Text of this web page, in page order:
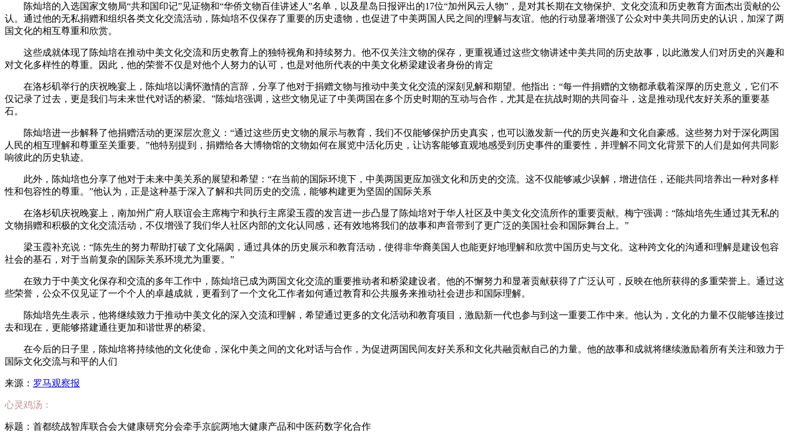
陈灿培的入选国家文物局“共和国印记”见证物和“华侨文物百佳讲述人”名单，以及星岛日报评出的17位“加州风云人物”，是对其长期在文物保护、文化交流和历史教育方面杰出贡献的公
认。通过他的无私捐赠和组织各类文化交流活动，陈灿培不仅保存了重要的历史遗物，也促进了中美两国人民之间的理解与友谊。他的行动显著增强了公众对中美共同历史的认识，加深了两
国文化的相互尊重和欣赏。
这些成就体现了陈灿培在推动中美文化交流和历史教育上的独特视角和持续努力。他不仅关注文物的保存，更重视通过这些文物讲述中美共同的历史故事，以此激发人们对历史的兴趣和
对文化多样性的尊重。因此，他的荣誉不仅是对他个人努力的认可，也是对他所代表的中美文化桥梁建设者身份的肯定
在洛杉矶举行的庆祝晚宴上，陈灿培以满怀激情的言辞，分享了他对于捐赠文物与推动中美文化交流的深刻见解和期望。他指出：“每一件捐赠的文物都承载着深厚的历史意义，它们不
仅记录了过去，更是我们与未来世代对话的桥梁。”陈灿培强调，这些文物见证了中美两国在多个历史时期的互动与合作，尤其是在抗战时期的共同奋斗，这是推动现代友好关系的重要基
石。
陈灿培进一步解释了他捐赠活动的更深层次意义：“通过这些历史文物的展示与教育，我们不仅能够保护历史真实，也可以激发新一代的历史兴趣和文化自豪感。这些努力对于深化两国
人民的相互理解和尊重至关重要。”他特别提到，捐赠给各大博物馆的文物如何在展览中活化历史，让访客能够直观地感受到历史事件的重要性，并理解不同文化背景下的人们是如何共同影
响彼此的历史轨迹。
此外，陈灿培也分享了他对于未来中美关系的展望和希望：“在当前的国际环境下，中美两国更应加强文化和历史的交流。这不仅能够减少误解，增进信任，还能共同培养出一种对多样
性和包容性的尊重。”他认为，正是这种基于深入了解和共同历史的交流，能够构建更为坚固的国际关系
在洛杉矶庆祝晚宴上，南加州广府人联谊会主席梅宁和执行主席梁玉霞的发言进一步凸显了陈灿培对于华人社区及中美文化交流所作的重要贡献。梅宁强调：“陈灿培先生通过其无私的
文物捐赠和积极的文化交流活动，不仅增强了我们华人社区内部的文化认同感，还有效地将我们的故事和声音带到了更广泛的美国社会和国际舞台上。”
梁玉霞补充说：“陈先生的努力帮助打破了文化隔阂，通过具体的历史展示和教育活动，使得非华裔美国人也能更好地理解和欣赏中国历史与文化。这种跨文化的沟通和理解是建设包容
社会的基石，对于当前复杂的国际关系环境尤为重要。”
在致力于中美文化保存和交流的多年工作中，陈灿培已成为两国文化交流的重要推动者和桥梁建设者。他的不懈努力和显著贡献获得了广泛认可，反映在他所获得的多重荣誉上。通过这
些荣誉，公众不仅见证了一个个人的卓越成就，更看到了一个文化工作者如何通过教育和公共服务来推动社会进步和国际理解。
陈灿培先生表示，他将继续致力于推动中美文化的深入交流和理解，希望通过更多的文化活动和教育项目，激励新一代也参与到这一重要工作中来。他认为，文化的力量不仅能够连接过
去和现在，更能够搭建通往更加和谐世界的桥梁。
在今后的日子里，陈灿培将持续他的文化使命，深化中美之间的文化对话与合作，为促进两国民间友好关系和文化共融贡献自己的力量。他的故事和成就将继续激励着所有关注和致力于
国际文化交流与和平的人们
来源： 罗马观察报
心灵鸡汤：
标题：首都统战智库联合会大健康研究分会牵手京皖两地大健康产品和中医药数字化合作